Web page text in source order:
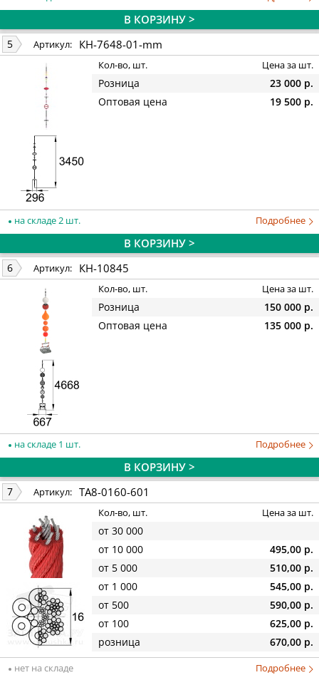
В КОРЗИНУ >
5 Артикул: КН-7648-01-mm
Кол-во, шт. Цена за шт.
Розница
23 000 р.
Оптовая цена
19 500 р.
на складе 2 шт. Подробнее
В КОРЗИНУ >
6 Артикул: КН-10845
Кол-во, шт. Цена за шт.
Розница
150 000 р.
Оптовая цена
135 000 р.
на складе 1 шт. Подробнее
В КОРЗИНУ >
7 Артикул: TA8-0160-601
Кол-во, шт. Цена за шт.
от 30 000
от 10 000
495,00 р.
от 5 000
510,00 р.
от 1 000
545,00 р.
от 500
590,00 р.
от 100
625,00 р.
розница
670,00 р.
нет на складе Подробнее